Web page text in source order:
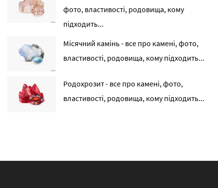
фото, властивості, родовища, кому
підходить...
Місячний камінь - все про камені, фото,
властивості, родовища, кому підходить...
Родохрозит - все про камені, фото,
властивості, родовища, кому підходить...